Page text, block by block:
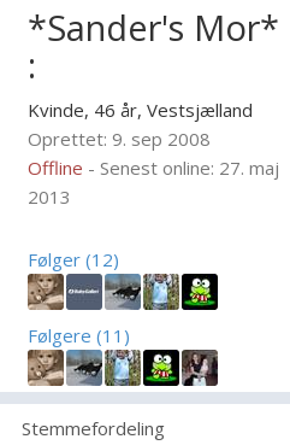
*Sander's Mor*
:
Kvinde, 46 år,Vestsjælland
Oprettet: 9. sep 2008
Offline - Senest online: 27. maj
2013
Følger (12)
Følgere (11)
Stemmefordeling